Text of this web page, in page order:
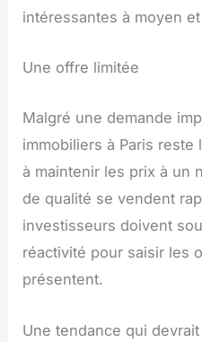
intéressantes à moyen
Une offre limitée
Malgré une demande
immobiliers à Paris
à maintenir les prix à un
de qualité se vendent
investisseurs doivent
réactivité pour saisir les
présentent.
Une tendance qui